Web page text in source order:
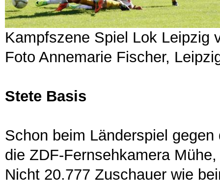
Kampfszene Spiel Lok Leipzig
Foto Annemarie Fischer,
Stete Basis
Schon beim Länderspiel
die ZDF-Fernsehkamera
Nicht 20.777 Zuschauer wie